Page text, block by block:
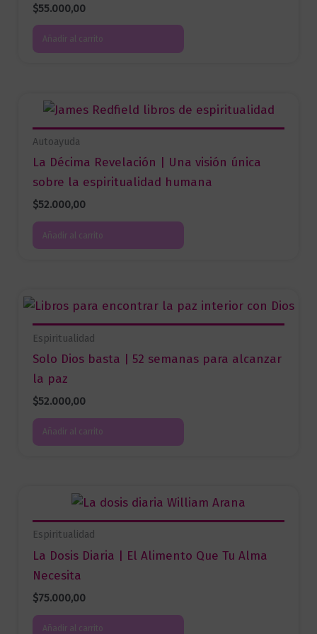
$55.000,00
Añadir al carrito
Autoayuda
La Décima Revelación | Una visión única
sobre la espiritualidad humana
$52.000,00
Añadir al carrito
Espiritualidad
Solo Dios basta | 52 semanas para alcanzar
la paz
$52.000,00
Añadir al carrito
Espiritualidad
La Dosis Diaria | El Alimento Que Tu Alma
Necesita
$75.000,00
Añadir al carrito